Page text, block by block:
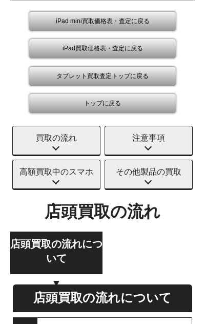
iPad mini買取価格表・査定に戻る
iPad買取価格表・査定に戻る
タブレット買取査定トップに戻る
トップに戻る
買取の流れ 注意事項
高額買取中のスマホ その他製品の買取
店頭買取の流れ
店頭買取の流れにつ
いて
店頭買取の流れについて